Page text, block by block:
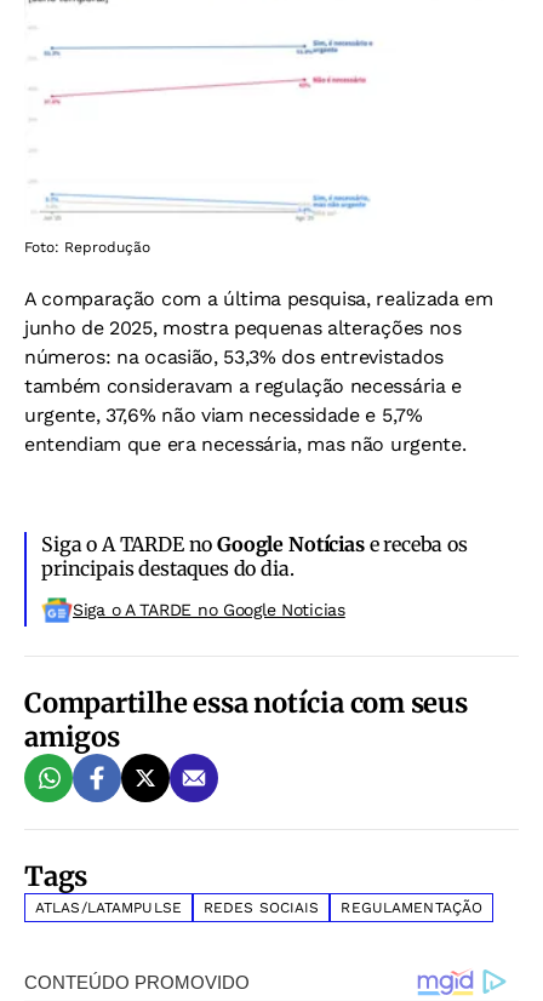
Foto: Reprodução
A comparação com a última pesquisa, realizada em
junho de 2025, mostra pequenas alterações nos
números: na ocasião, 53,3% dos entrevistados
também consideravam a regulação necessária e
urgente, 37,6% não viam necessidade e 5,7%
entendiam que era necessária, mas não urgente.
Siga o A TARDE noGoogle Notíciase receba os
principais destaques do dia.
Siga o A TARDE no Google Noticias
Compartilhe essa notícia com seus
amigos
Tags
ATLAS/LATAMPULSE REDES SOCIAIS REGULAMENTAÇÃO